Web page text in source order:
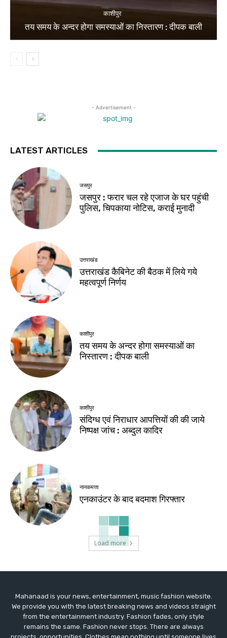
काशीपुर
तय समय के अन्दर होगा समस्याओं का निस्तारण : दीपक बाली
- Advertisement -
LATEST ARTICLES
जसपुर
जसपुर : फरार चल रहे एजाज के घर पहुंची
पुलिस, चिपकाया नोटिस, कराई मुनादी
उत्तराखंड
उत्तराखंड कैबिनेट की बैठक में लिये गये
महत्वपूर्ण निर्णय
काशीपुर
तय समय के अन्दर होगा समस्याओं का
निस्तारण : दीपक बाली
काशीपुर
संदिग्ध एवं निराधार आपत्तियों की की जाये
निष्पक्ष जांच : अब्दुल कादिर
नानकमत्ता
एनकाउंटर के बाद बदमाश गिरफ्तार
Load more